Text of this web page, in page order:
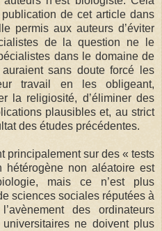
de cet article dans
permis aux auteurs d’éviter
de la question ne le
dans le domaine de
sans doute forcé les
travail en les obligeant,
la religiosité, d’éliminer des
plausibles et, au strict
des études précédentes.
principalement sur des « tests
hétérogène non aléatoire est
mais ce n’est plus
sciences sociales réputées à
des ordinateurs
ne doivent plus